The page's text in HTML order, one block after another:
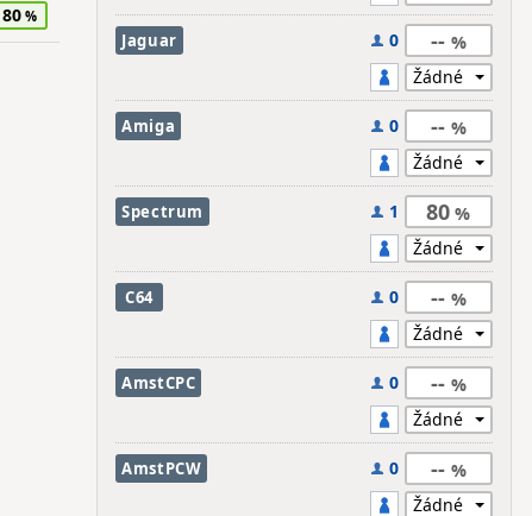
80
Jaguar 0 --
Amiga 0 --
Spectrum 1 80
C64 0 --
AmstCPC 0 --
AmstPCW 0 --